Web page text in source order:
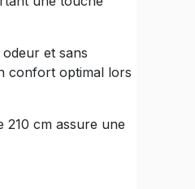
et sans
confort optimal lors
210 cm assure une